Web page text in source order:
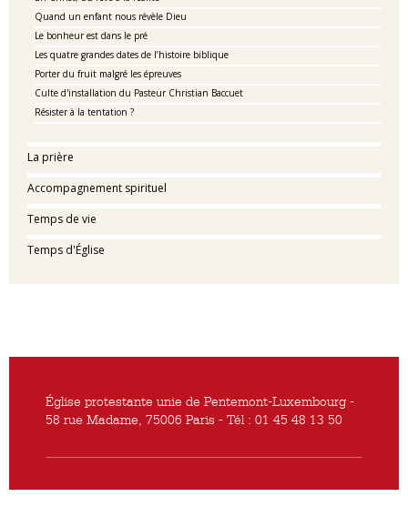
Quand un enfant nous révèle Dieu
Le bonheur est dans le pré
Les quatre grandes dates de l’histoire biblique
Porter du fruit malgré les épreuves
Culte d'installation du Pasteur Christian Baccuet
Résister à la tentation ?
La prière
Accompagnement spirituel
Temps de vie
Temps d'Église
Église protestante unie de Pentemont-Luxembourg -
58 rue Madame, 75006 Paris - Tél : 01 45 48 13 50